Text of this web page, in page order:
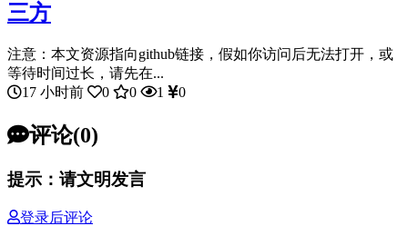
三方
注意：本文资源指向github链接，假如你访问后无法打开，或
等待时间过长，请先在...
17 小时前
0 0 1 0
评论(0)
提示：请文明发言
登录后评论